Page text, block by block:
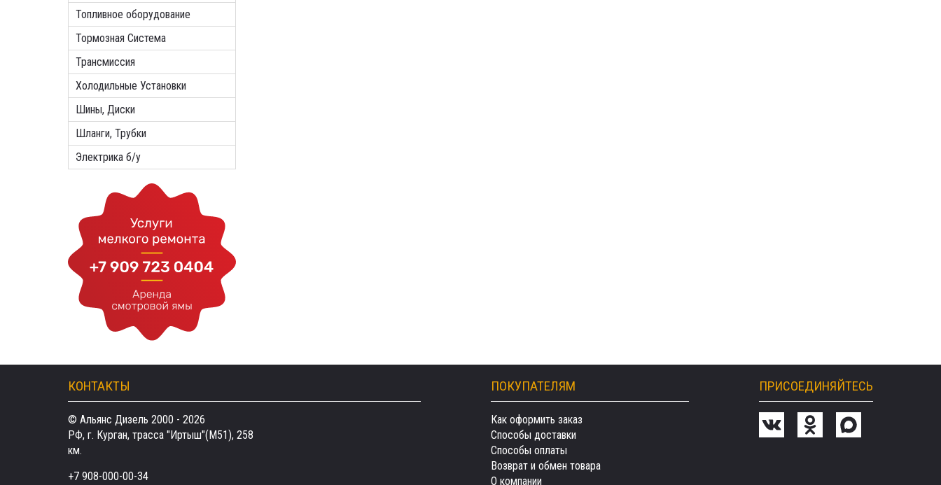
Топливное оборудование
Тормозная Система
Трансмиссия
Холодильные Установки
Шины, Диски
Шланги, Трубки
Электрика б/у
КОНТАКТЫ
© Альянс Дизель 2000 - 2026
РФ, г. Курган, трасса "Иртыш"(М51), 258
км.
+7 908-000-00-34
ПОКУПАТЕЛЯМ
Как оформить заказ
Способы доставки
Способы оплаты
Возврат и обмен товара
О компании
ПРИСОЕДИНЯЙТЕСЬ